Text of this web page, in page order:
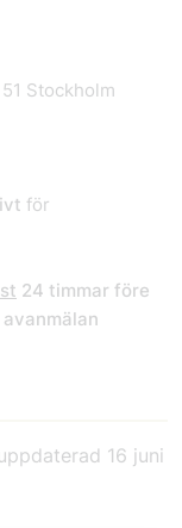
Stockholm
för
24 timmar före
16 juni